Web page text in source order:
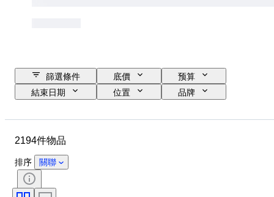
篩選條件 底價
预算
結束日期
位置
品牌
簽名
時代
藝術家
創作者
2194件物品
排序 關聯